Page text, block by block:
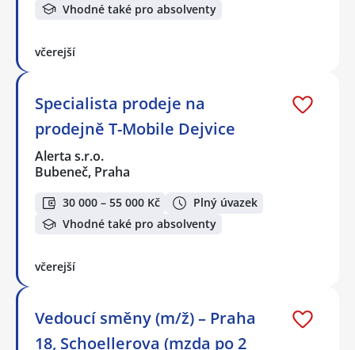
Vhodné také pro absolventy
včerejší
Specialista prodeje na
prodejně T-Mobile Dejvice
Alerta s.r.o.
Bubeneč, Praha
30 000 – 55 000 Kč
Plný úvazek
Vhodné také pro absolventy
včerejší
Vedoucí směny (m/ž) – Praha
18, Schoellerova (mzda po 2